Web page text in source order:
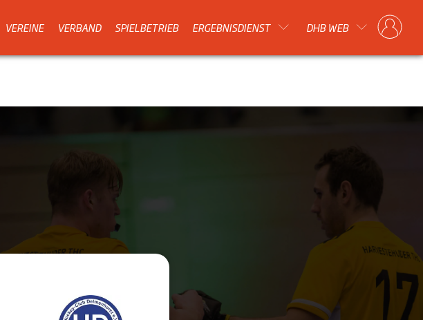
VEREINE VERBAND SPIELBETRIEB ERGEBNISDIENST DHB WEB